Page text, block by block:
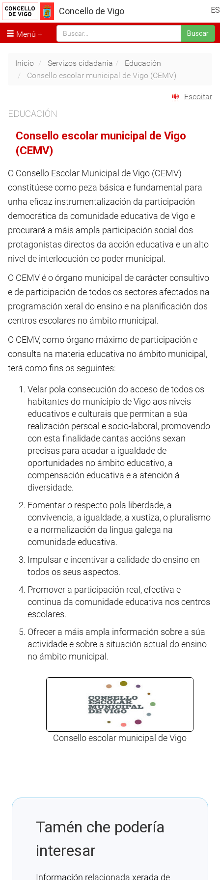
ES
Concello de Vigo
Menú Buscar
Inicio Servizos cidadanía
Educación
Consello escolar municipal de Vigo (CEMV)
Escoitar
EDUCACIÓN
Consello escolar municipal de Vigo
(CEMV)
O Consello Escolar Municipal de Vigo (CEMV)
constitúese como peza básica e fundamental para
unha eficaz instrumentalización da participación
democrática da comunidade educativa de Vigo e
procurará a máis ampla participación social dos
protagonistas directos da acción educativa e un alto
nivel de interlocución co poder municipal.
O CEMV é o órgano municipal de carácter consultivo
e de participación de todos os sectores afectados na
programación xeral do ensino e na planificación dos
centros escolares no ámbito municipal.
O CEMV, como órgano máximo de participación e
consulta na materia educativa no ámbito municipal,
terá como fins os seguintes:
Velar pola consecución do acceso de todos os
habitantes do municipio de Vigo aos niveis
educativos e culturais que permitan a súa
realización persoal e socio-laboral, promovendo
con esta finalidade cantas accións sexan
precisas para acadar a igualdade de
oportunidades no ámbito educativo, a
compensación educativa e a atención á
diversidade.
Fomentar o respecto pola liberdade, a
convivencia, a igualdade, a xustiza, o pluralismo
e a normalización da lingua galega na
comunidade educativa.
Impulsar e incentivar a calidade do ensino en
todos os seus aspectos.
Promover a participación real, efectiva e
continua da comunidade educativa nos centros
escolares.
Ofrecer a máis ampla información sobre a súa
actividade e sobre a situación actual do ensino
no ámbito municipal.
Consello escolar municipal de Vigo
Tamén che podería
interesar
Información relacionada xerada de